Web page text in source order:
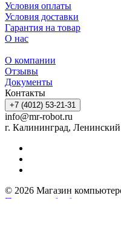
Условия оплаты
Условия доставки
Гарантия на товар
О нас
О компании
Отзывы
Документы
Контакты
+7 (4012) 53-21-31
info@mr-robot.ru
г. Калининград,
© 2026 Магазин
Политика обработки